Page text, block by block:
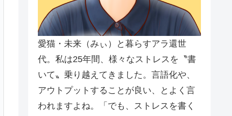
愛猫・未来（みぃ）と暮らすアラ還世
代。私は25年間、様々なストレスを〝書
いて〟乗り越えてきました。言語化や、
アウトプットすることが良い、とよく言
われますよね。「でも、ストレスを書く